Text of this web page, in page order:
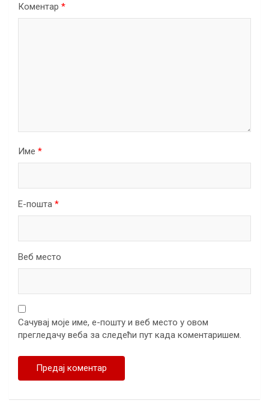
Коментар *
Име *
Е-пошта *
Веб место
Сачувај моје име, е-пошту и веб место у овом
прегледачу веба за следећи пут када коментаришем.